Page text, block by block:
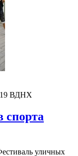
ВДНХ
спорта
уличных